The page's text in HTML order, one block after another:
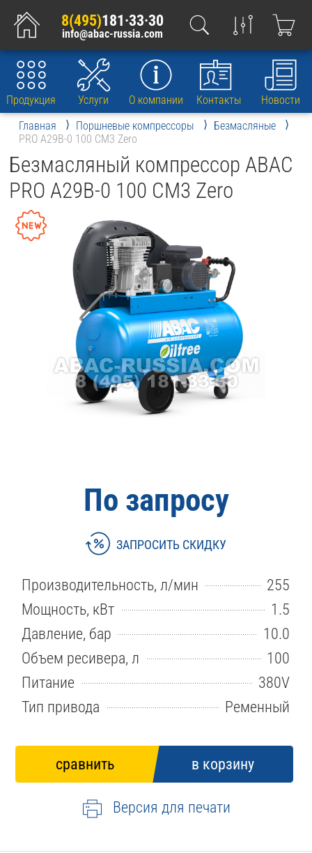
8(495)181·33·30
info@abac-russia.com
Продукция Услуги О компании Контакты
Новости
Главная
Поршневые компрессоры
Безмасляные
PRO A29B-0 100 CM3 Zero
Безмасляный компрессор ABAC
PRO A29B-0 100 CM3 Zero
По запросу
ЗАПРОСИТЬ СКИДКУ
Производительность, л/мин
255
Мощность, кВт
1.5
Давление, бар
10.0
Объем ресивера, л
100
Питание
380V
Тип привода
Ременный
Версия для печати